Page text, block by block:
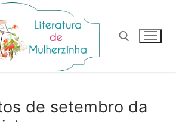
de setembro da